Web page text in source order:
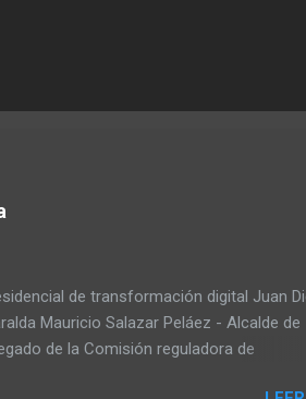
de transformación digital Juan
Mauricio Salazar Peláez - Alcalde de
de la Comisión reguladora de